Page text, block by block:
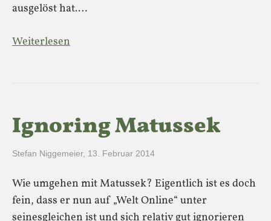
ausgelöst hat.…
Weiterlesen
Ignoring Matussek
Stefan Niggemeier, 13. Februar 2014
Wie umgehen mit Matussek? Eigentlich ist es doch
fein, dass er nun auf „Welt Online“ unter
seinesgleichen ist und sich relativ gut ignorieren